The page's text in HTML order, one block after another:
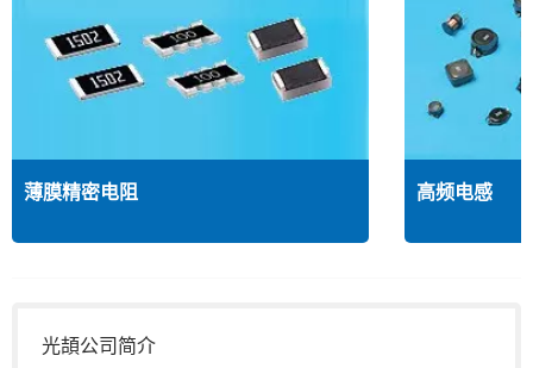
薄膜精密电阻 高频电感
光頡公司简介